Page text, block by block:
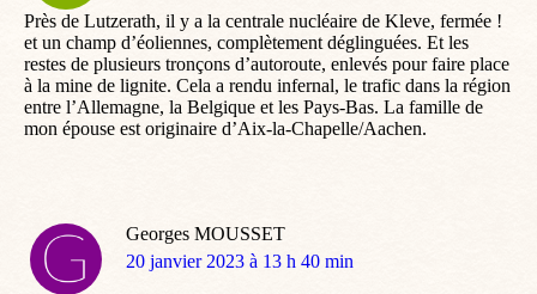
Près de Lutzerath, il y a la centrale nucléaire de Kleve, fermée !
et un champ d’éoliennes, complètement déglinguées. Et les
restes de plusieurs tronçons d’autoroute, enlevés pour faire place
à la mine de lignite. Cela a rendu infernal, le trafic dans la région
entre l’Allemagne, la Belgique et les Pays-Bas. La famille de
mon épouse est originaire d’Aix-la-Chapelle/Aachen.
Georges MOUSSET
dit
20 janvier 2023 à 13 h 40 min